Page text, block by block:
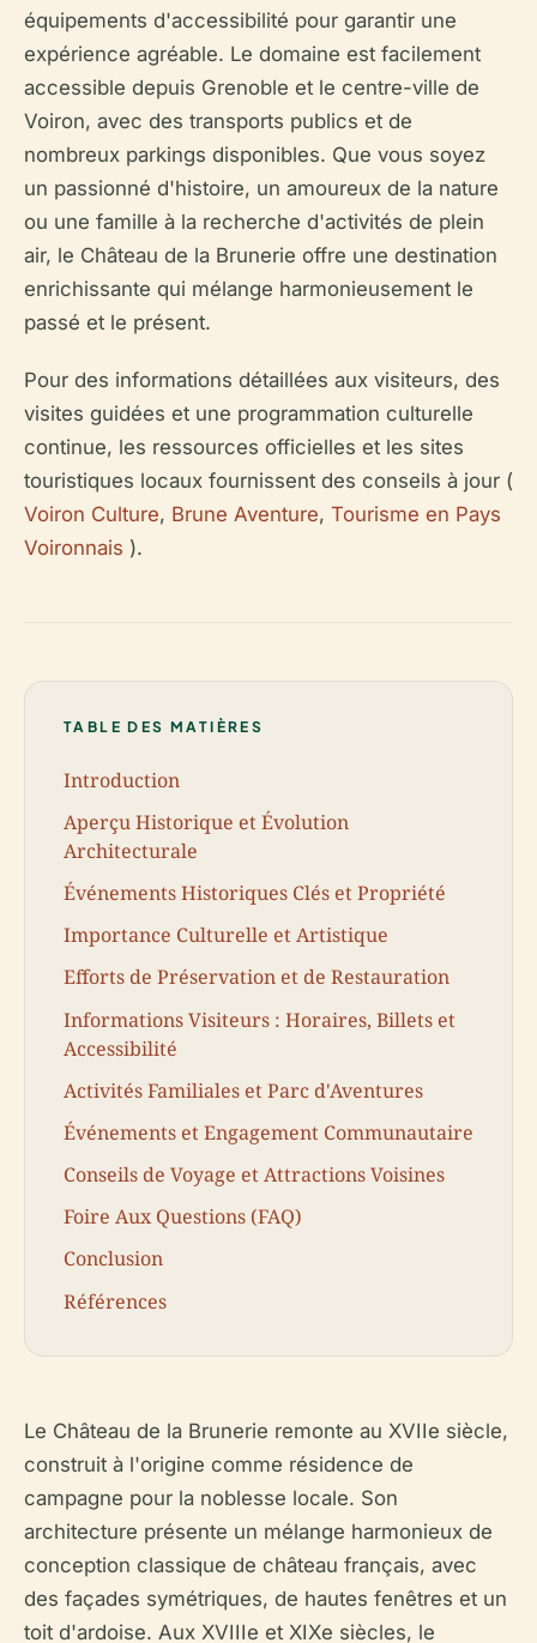
équipements d'accessibilité pour garantir une
expérience agréable. Le domaine est facilement
accessible depuis Grenoble et le centre-ville de
Voiron, avec des transports publics et de
nombreux parkings disponibles. Que vous soyez
un passionné d'histoire, un amoureux de la nature
ou une famille à la recherche d'activités de plein
air, le Château de la Brunerie offre une destination
enrichissante qui mélange harmonieusement le
passé et le présent.
Pour des informations détaillées aux visiteurs, des
visites guidées et une programmation culturelle
continue, les ressources officielles et les sites
touristiques locaux fournissent des conseils à jour (
Voiron Culture, Brune Aventure, Tourisme en Pays
Voironnais ).
TABLE DES MATIÈRES
Introduction
Aperçu Historique et Évolution
Architecturale
Événements Historiques Clés et Propriété
Importance Culturelle et Artistique
Efforts de Préservation et de Restauration
Informations Visiteurs : Horaires, Billets et
Accessibilité
Activités Familiales et Parc d'Aventures
Événements et Engagement Communautaire
Conseils de Voyage et Attractions Voisines
Foire Aux Questions (FAQ)
Conclusion
Références
Le Château de la Brunerie remonte au XVIIe siècle,
construit à l'origine comme résidence de
campagne pour la noblesse locale. Son
architecture présente un mélange harmonieux de
conception classique de château français, avec
des façades symétriques, de hautes fenêtres et un
toit d'ardoise. Aux XVIIIe et XIXe siècles, le